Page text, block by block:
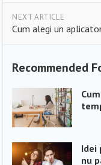
NEXT ARTICLE
Cum alegi un
Recommended
Idei
nu